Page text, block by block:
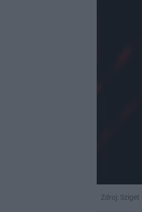
Zdroj: Sziget